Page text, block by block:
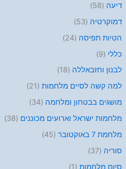
דיעה (58)
דמוקרטיה (53)
הטיות תפיסה (24)
כללי (9)
לבנון וחזבאללה (18)
למה קשה לסיים מלחמות(21)
מושגים בבטחון ומלחמה (34)
מלחמות ישראל וארועים מכוננים (38)
מלחמת 7 באוקטובר
(45)
סוריה (37)
סיום מלחמות(1)